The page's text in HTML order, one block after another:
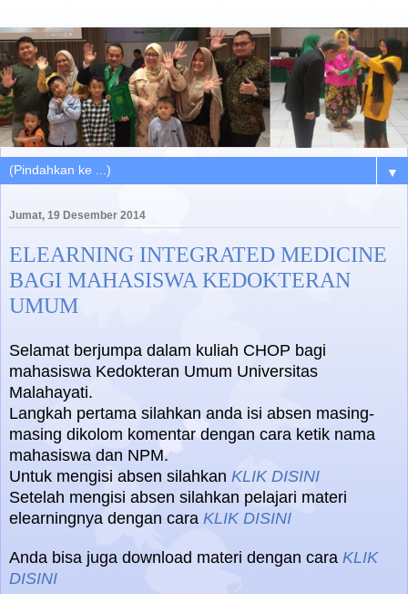
▼
Jumat, 19 Desember 2014
ELEARNING INTEGRATED MEDICINE
BAGI MAHASISWA KEDOKTERAN
UMUM
Selamat berjumpa dalam kuliah CHOP bagi
mahasiswa Kedokteran Umum Universitas
Malahayati.
Langkah pertama silahkan anda isi absen masing-
masing dikolom komentar dengan cara ketik nama
mahasiswa dan NPM.
Untuk mengisi absen silahkan KLIK DISINI
Setelah mengisi absen silahkan pelajari materi
elearningnya dengan cara KLIK DISINI
Anda bisa juga download materi dengan cara KLIK
DISINI